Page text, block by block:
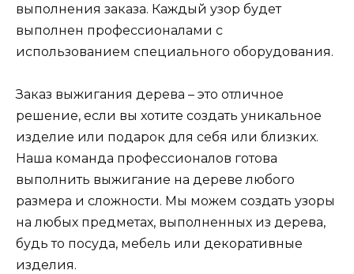
выполнения заказа. Каждый узор будет
выполнен профессионалами с
использованием специального оборудования.
Заказ выжигания дерева – это отличное
решение, если вы хотите создать уникальное
изделие или подарок для себя или близких.
Наша команда профессионалов готова
выполнить выжигание на дереве любого
размера и сложности. Мы можем создать узоры
на любых предметах, выполненных из дерева,
будь то посуда, мебель или декоративные
изделия.